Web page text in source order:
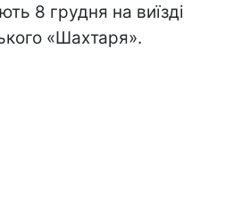
8 грудня на виїзді
«Шахтаря».